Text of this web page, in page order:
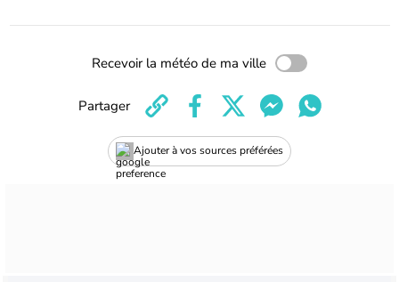
Recevoir la météo de ma ville
Ajouter à vos sources préférées
Partager